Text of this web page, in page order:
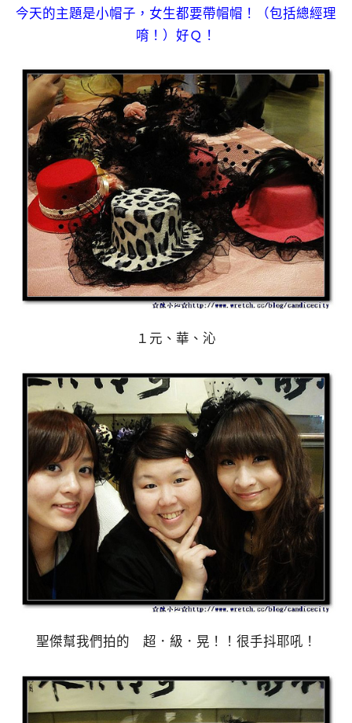
今天的主題是小帽子，女生都要帶帽帽！（包括總經理
唷！）好Ｑ！
１元、華、沁
聖傑幫我們拍的 超．級．晃！！很手抖耶吼！